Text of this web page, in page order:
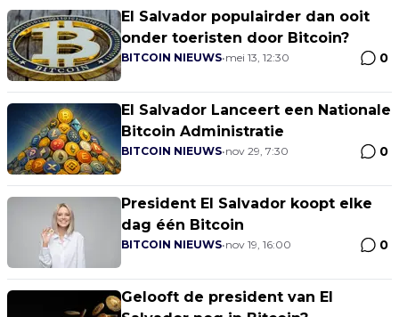
El Salvador populairder dan ooit
onder toeristen door Bitcoin?
BITCOIN NIEUWS•mei 13, 12:30 0
El Salvador Lanceert een Nationale
Bitcoin Administratie
BITCOIN NIEUWS•nov 29, 7:30 0
President El Salvador koopt elke
dag één Bitcoin
BITCOIN NIEUWS•nov 19, 16:00 0
Gelooft de president van El